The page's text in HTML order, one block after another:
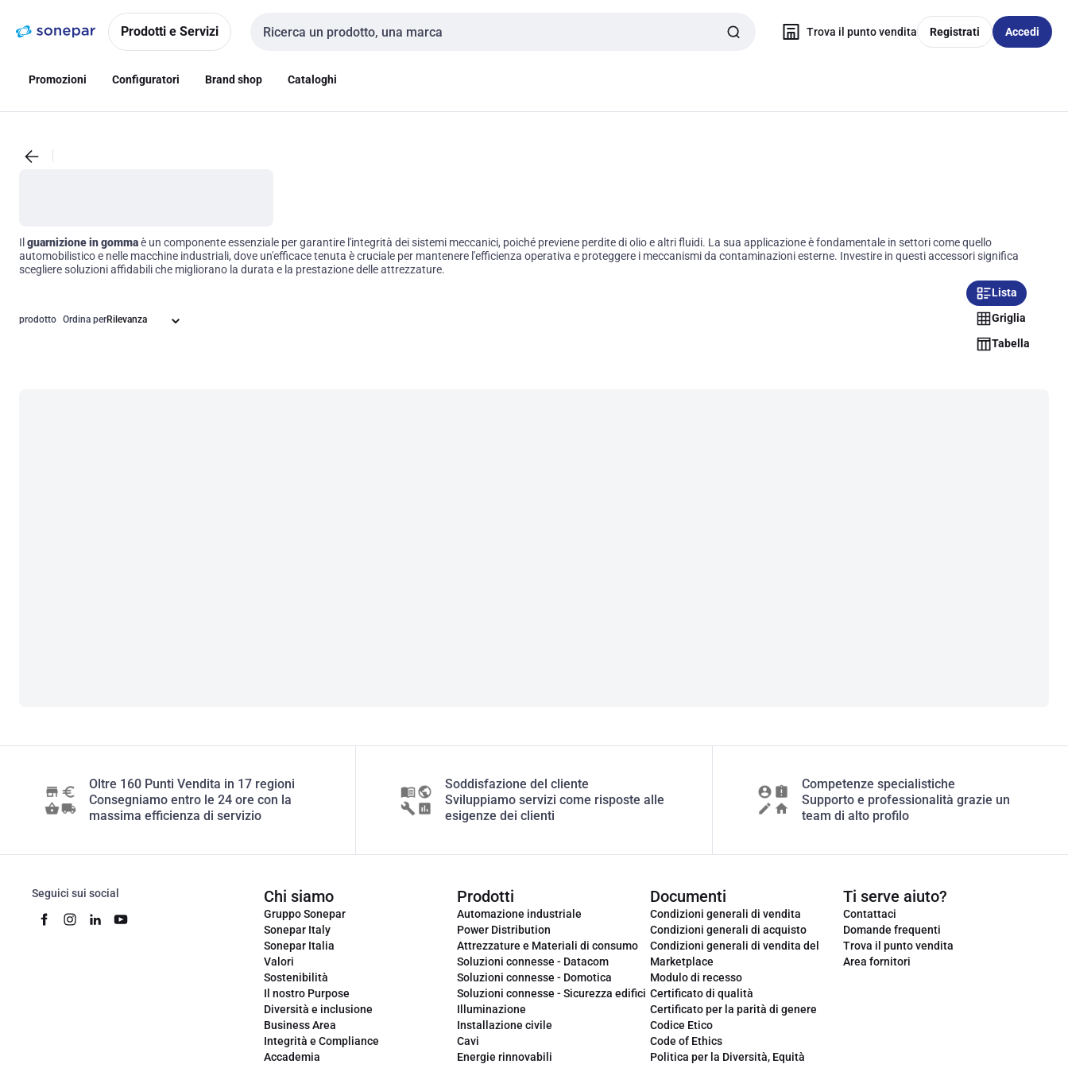
navigazionealla
Prodotti e Servizi
Cerca input
Trova il punto vendita Registrati Accedi
Promozioni Configuratori Brand shop Cataloghi
Il guarnizione in gommaè un componente essenziale per garantire l'integrità dei sistemi meccanici, poiché previene perdite di olio e altri fluidi. La sua applicazione è fondamentale in settori come quello
automobilistico e nelle macchine industriali, dove un'efficace tenuta è cruciale per mantenere l'efficienza operativa e proteggere i meccanismi da contaminazioni esterne. Investire in questi accessori significa
scegliere soluzioni affidabili che migliorano la durata e la prestazione delle attrezzature.
prodotto Ordina per
Lista
Griglia
Tabella
Oltre 160 Punti Vendita in 17 regioni
Consegniamo entro le 24 ore con la
massima efficienza di servizio
Soddisfazione del cliente
Sviluppiamo servizi come risposte alle
esigenze dei clienti
Competenze specialistiche
Supporto e professionalità grazie un
team di alto profilo
Seguici sui social Chi siamo
Gruppo Sonepar
Sonepar Italy
Sonepar Italia
Valori
Sostenibilità
Il nostro Purpose
Diversità e inclusione
Business Area
Integrità e Compliance
Accademia
Prodotti
Automazione industriale
Power Distribution
Attrezzature e Materiali di consumo
Soluzioni connesse - Datacom
Soluzioni connesse - Domotica
Soluzioni connesse - Sicurezza edifici
Illuminazione
Installazione civile
Cavi
Energie rinnovabili
Documenti
Condizioni generali di vendita
Condizioni generali di acquisto
Condizioni generali di vendita del
Marketplace
Modulo di recesso
Certificato di qualità
Certificato per la parità di genere
Codice Etico
Code of Ethics
Politica per la Diversità, Equità
Ti serve aiuto?
Contattaci
Domande frequenti
Trova il punto vendita
Area fornitori